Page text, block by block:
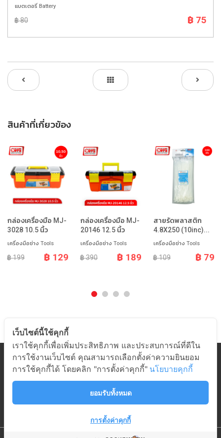
แบตเตอรี่ Battery
฿ 80 ฿ 75
สินค้าที่เกี่ยวข้อง
กล่องเครื่องมือ MJ-
3028 10.5 นิ้ว
เครื่องมือช่าง Tools
฿ 199 ฿ 129
กล่องเครื่องมือ MJ-
20146 12.5 นิ้ว
เครื่องมือช่าง Tools
฿ 390 ฿ 189
สายรัดพลาสติก
4.8X250 (10inc)...
เครื่องมือช่าง Tools
฿ 109 ฿ 79
หมวดสินค้า
เกี่ยวกับอมร
ช่วยเหลือ
เว็บไซต์นี้ใช้คุกกี้
เราใช้คุกกี้เพื่อเพิ่มประสิทธิภาพ และประสบการณ์ที่ดีใน
การใช้งานเว็บไซต์ คุณสามารถเลือกตั้งค่าความยินยอม
การใช้คุกกี้ได้ โดยคลิก "การตั้งค่าคุกกี้" นโยบายคุกกี้
ยอมรับทั้งหมด
การตั้งค่าคุกกี้